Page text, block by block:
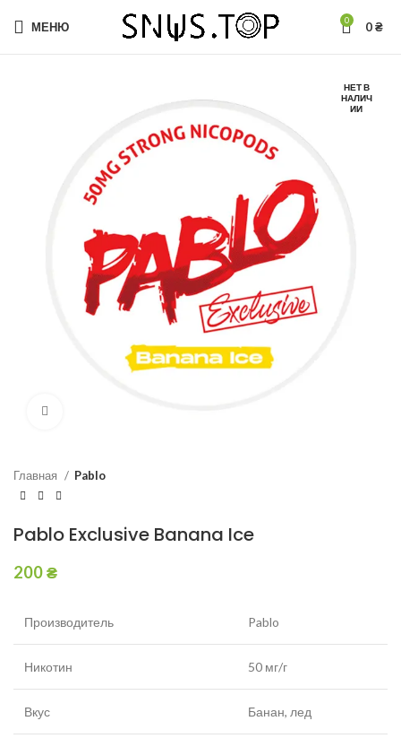
МЕНЮ 0 0₴
НЕТ В
НАЛИЧ
ИИ
Главная Pablo
Pablo Exclusive Banana Ice
200₴
Производитель Pablo
Никотин 50 мг/г
Вкус Банан, лед